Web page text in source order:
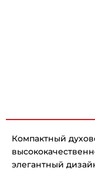
Компактный
элегантный